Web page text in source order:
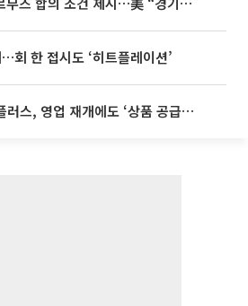
회 한 접시도 ‘히트플레이션’
‘회생 D-3주’ 홈플러스, 영업 재개에도 ‘상품 공급망’ 복구가 생존 관건